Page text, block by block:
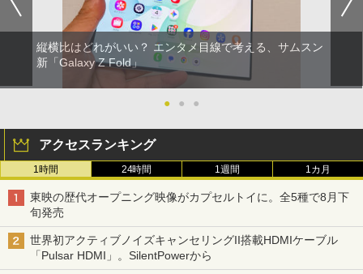
縦横比はどれがいい？ エンタメ目線で考える、サムスン
新「Galaxy Z Fold」
● ● ●
アクセスランキング
1時間 24時間 1週間 1カ月
東映の歴代オープニング映像がカプセルトイに。全5種で8月下
旬発売
世界初アクティブノイズキャンセリングII搭載HDMIケーブル
「Pulsar HDMI」。SilentPowerから